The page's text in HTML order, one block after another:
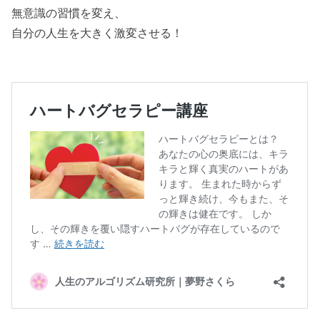
無意識の習慣を変え、
自分の人生を大きく激変させる！